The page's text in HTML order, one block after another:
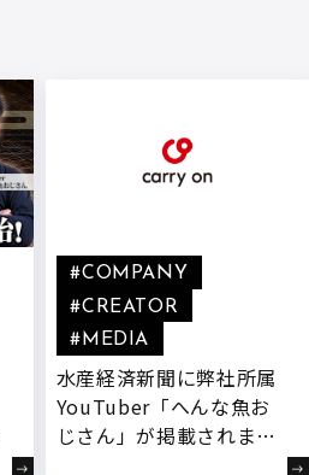
水産経済新聞に弊社所属
YouTuber「へんな魚お
じさん」が掲載されまし
#COMPANY
#CREATOR
#MEDIA